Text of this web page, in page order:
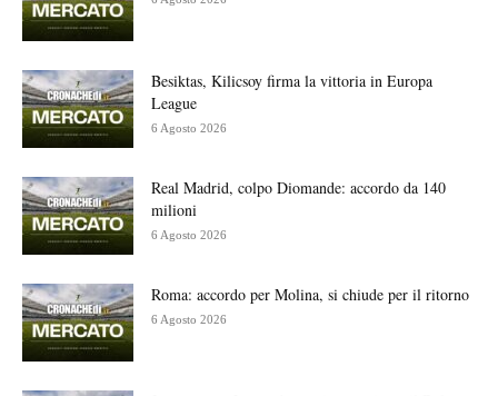
Besiktas, Kilicsoy firma la vittoria in Europa
League
6 Agosto 2026
Real Madrid, colpo Diomande: accordo da 140
milioni
6 Agosto 2026
Roma: accordo per Molina, si chiude per il ritorno
6 Agosto 2026